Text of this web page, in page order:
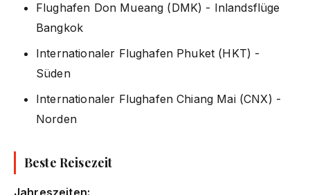
Flughafen Don Mueang (DMK) - Inlandsflüge
Bangkok
Internationaler Flughafen Phuket (HKT) -
Süden
Internationaler Flughafen Chiang Mai (CNX) -
Norden
Beste Reisezeit